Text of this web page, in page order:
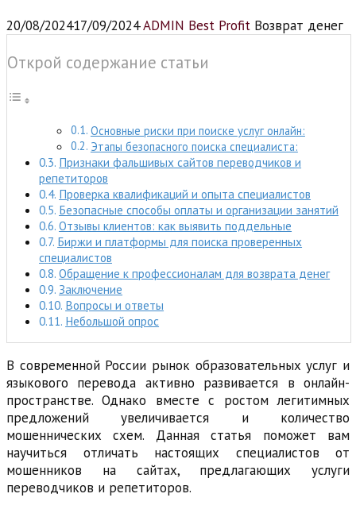
20/08/202417/09/2024ADMIN Best Profit Возврат денег
Открой содержание статьи
Основные риски при поиске услуг онлайн:
Этапы безопасного поиска специалиста:
Признаки фальшивых сайтов переводчиков и
репетиторов
Проверка квалификаций и опыта специалистов
Безопасные способы оплаты и организации занятий
Отзывы клиентов: как выявить поддельные
Биржи и платформы для поиска проверенных
специалистов
Обращение к профессионалам для возврата денег
Заключение
Вопросы и ответы
Небольшой опрос
В современной России рынок образовательных услуг и
языкового перевода активно развивается в онлайн-
пространстве. Однако вместе с ростом легитимных
предложений увеличивается и количество
мошеннических схем. Данная статья поможет вам
научиться отличать настоящих специалистов от
мошенников на сайтах, предлагающих услуги
переводчиков и репетиторов.